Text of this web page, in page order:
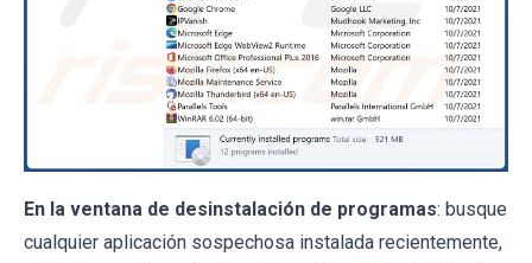
En la ventana de desinstalación de programas: busque
cualquier aplicación sospechosa instalada recientemente,